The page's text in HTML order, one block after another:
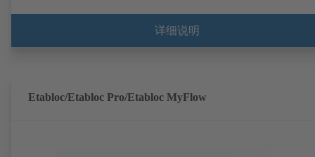
(07-2011) 标准。可选购 ATEX 型式。
详细说明
Etabloc/Etabloc Pro/Etabloc MyFlow